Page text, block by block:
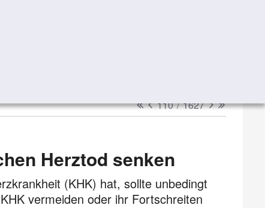
erster
vorheriger
110/1627nächster
letzter
Herztod senken
(KHK) hat, sollte unbedingt
vermeiden oder ihr Fortschreiten